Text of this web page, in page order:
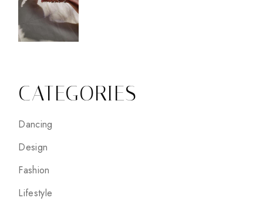
CATEGORIES
Dancing
Design
Fashion
Lifestyle